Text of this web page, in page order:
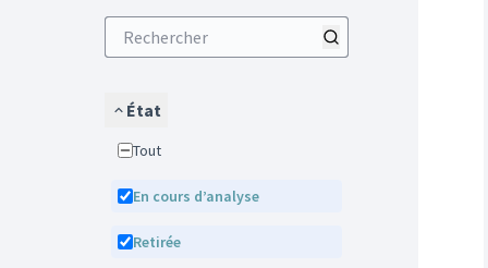
État
Tout
En cours d’analyse
Retirée